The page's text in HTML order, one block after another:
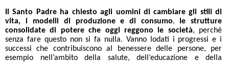
Il Santo Padre ha chiesto agli uomini di cambiare gli stili di
vita, i modelli di produzione e di consumo,
le strutture
consolidate di potere che oggi reggono le società, perché
senza fare questo non si fa nulla. Vanno lodati i progressi e i
successi che contribuiscono al benessere delle persone, per
esempio nell’ambito della salute, dell’educazione e della